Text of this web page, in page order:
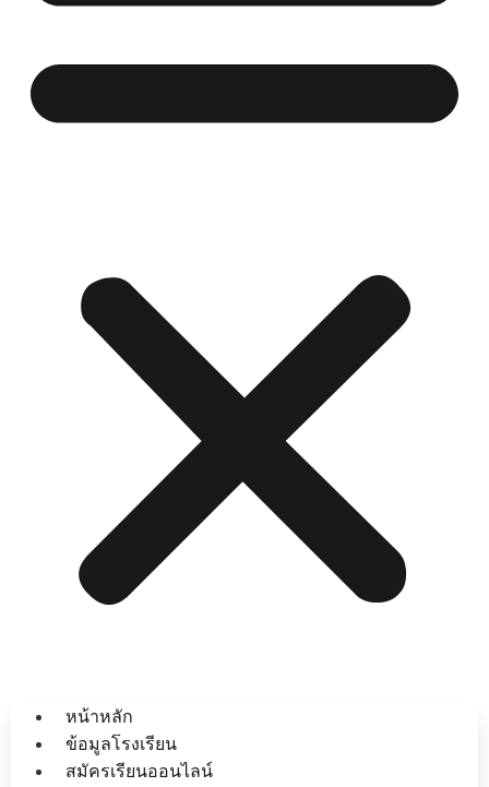
หน้าหลัก
ข้อมูลโรงเรียน
สมัครเรียนออนไลน์